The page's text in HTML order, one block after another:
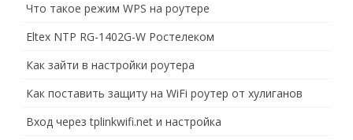
Что такое режим WPS на роутере
Eltex NTP RG-1402G-W Ростелеком
Как зайти в настройки роутера
Как поставить защиту на WiFi роутер от хулиганов
Вход через tplinkwifi.net и настройка